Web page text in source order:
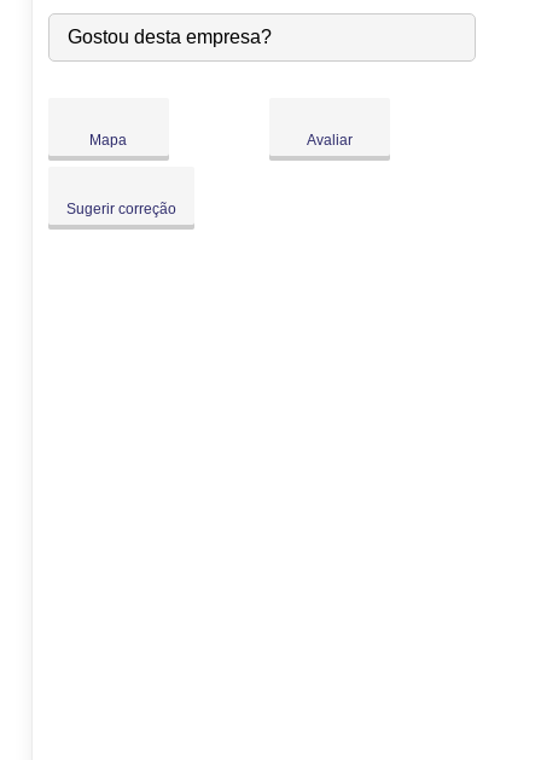
Qua:
09:00-18:00
Qui:
09:00-18:00
●
Gostou desta empresa?
Mapa Avaliar
Sugerir correção